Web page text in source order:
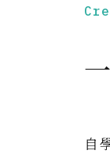
自